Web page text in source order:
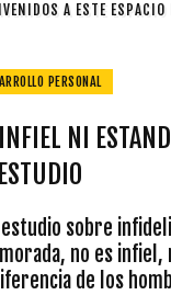
A ESTE
PERSONAL
NI
ESTUDIO
sobre
no es infiel,
de los